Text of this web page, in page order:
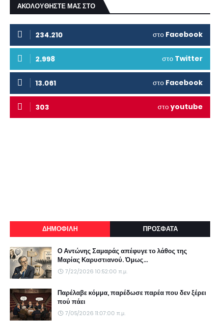
ΑΚΟΛΟΥΘΗΣΤΕ ΜΑΣ ΣΤΟ
234.210 στο Facebook
2.998 στο Twitter
13.061 στο Facebook
303 στοyoutube
ΔΗΜΟΦΙΛΗ ΠΡΟΣΦΑΤΑ
Ο Αντώνης Σαμαράς απέφυγε το λάθος της
Μαρίας Καρυστιανού. Όμως...
7/22/2026 10:52:00 π.μ.
Παρέλαβε κόμμα, παρέδωσε παρέα που δεν ξέρει
πού πάει
7/05/2026 11:07:00 π.μ.